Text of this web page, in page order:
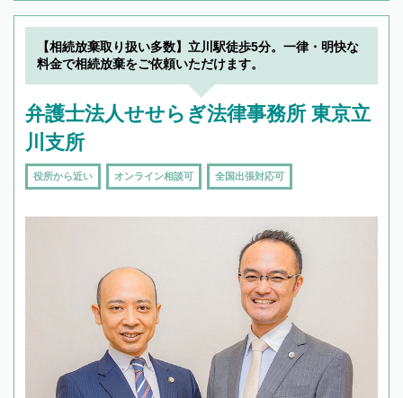
【相続放棄取り扱い多数】立川駅徒歩5分。一律・明快な
料金で相続放棄をご依頼いただけます。
弁護士法人せせらぎ法律事務所 東京立
川支所
役所から近い オンライン相談可 全国出張対応可